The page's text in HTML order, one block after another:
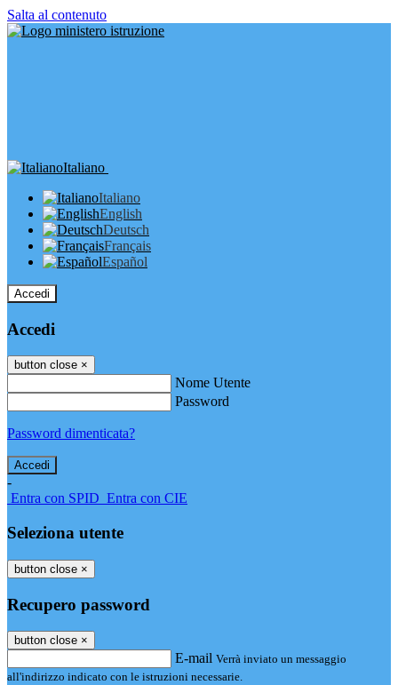
Salta al contenuto
Italiano
Italiano
English
Deutsch
Français
Español
Accedi
Accedi
button close ×
Nome Utente
Password
Password dimenticata?
-
Entra con SPID Entra con CIE
Seleziona utente
button close ×
Recupero password
button close ×
E-mail Verrà inviato un messaggio
all'indirizzo indicato con le istruzioni necessarie.